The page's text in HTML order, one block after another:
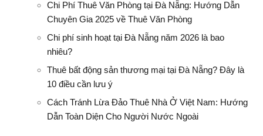
Chi Phí Thuê Văn Phòng tại Đà Nẵng: Hướng Dẫn
Chuyên Gia 2025 về Thuê Văn Phòng
Chi phí sinh hoạt tại Đà Nẵng năm 2026 là bao
nhiêu?
Thuê bất động sản thương mại tại Đà Nẵng? Đây là
10 điều cần lưu ý
Cách Tránh Lừa Đảo Thuê Nhà Ở Việt Nam: Hướng
Dẫn Toàn Diện Cho Người Nước Ngoài